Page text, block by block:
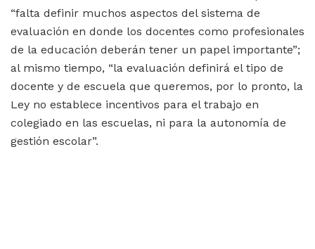
“falta definir muchos aspectos del sistema de
evaluación en donde los docentes como profesionales
de la educación deberán tener un papel importante”;
al mismo tiempo, “la evaluación definirá el tipo de
docente y de escuela que queremos, por lo pronto, la
Ley no establece incentivos para el trabajo en
colegiado en las escuelas, ni para la autonomía de
gestión escolar”.